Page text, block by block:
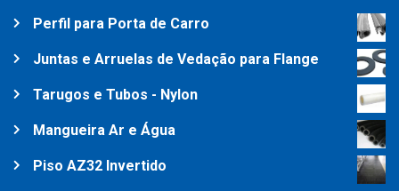
Perfil para Porta de Carro
Juntas e Arruelas de Vedação para Flange
Tarugos e Tubos - Nylon
Mangueira Ar e Água
Piso AZ32 Invertido